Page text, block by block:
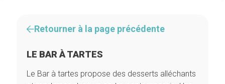
Retourner à la page précédente
LE BAR À TARTES
Le Bar à tartes propose des desserts alléchants